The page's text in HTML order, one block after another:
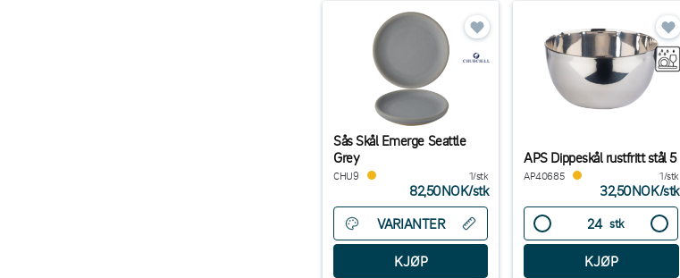
Sås Skål Emerge Seattle
Grey
CHU9 1/stk
82,50NOK/stk
VARIANTER
APS Dippeskål rustfritt stål 5
AP40685 1/stk
32,50NOK/stk
stk